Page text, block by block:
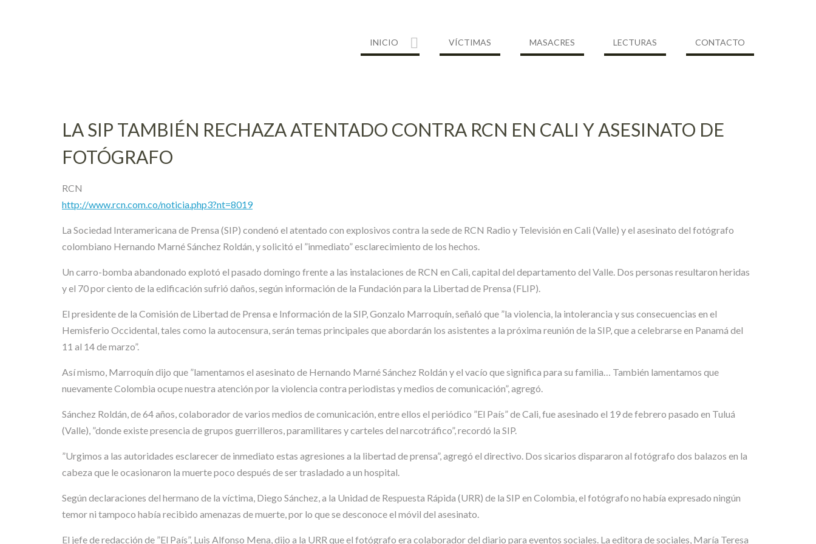
INICIO VÍCTIMAS MASACRES LECTURAS CONTACTO
LA SIP TAMBIÉN RECHAZA ATENTADO CONTRA RCN EN CALI Y ASESINATO DE
FOTÓGRAFO
RCN
http://www.rcn.com.co/noticia.php3?nt=8019
La Sociedad Interamericana de Prensa (SIP) condenó el atentado con explosivos contra la sede de RCN Radio y Televisión en Cali (Valle) y el asesinato del fotógrafo
colombiano Hernando Marné Sánchez Roldán, y solicitó el ”inmediato” esclarecimiento de los hechos.
Un carro-bomba abandonado explotó el pasado domingo frente a las instalaciones de RCN en Cali, capital del departamento del Valle. Dos personas resultaron heridas
y el 70 por ciento de la edificación sufrió daños, según información de la Fundación para la Libertad de Prensa (FLIP).
El presidente de la Comisión de Libertad de Prensa e Información de la SIP, Gonzalo Marroquín, señaló que ”la violencia, la intolerancia y sus consecuencias en el
Hemisferio Occidental, tales como la autocensura, serán temas principales que abordarán los asistentes a la próxima reunión de la SIP, que a celebrarse en Panamá del
11 al 14 de marzo”.
Así mismo, Marroquín dijo que ”lamentamos el asesinato de Hernando Marné Sánchez Roldán y el vacío que significa para su familia… También lamentamos que
nuevamente Colombia ocupe nuestra atención por la violencia contra periodistas y medios de comunicación”, agregó.
Sánchez Roldán, de 64 años, colaborador de varios medios de comunicación, entre ellos el periódico ”El País” de Cali, fue asesinado el 19 de febrero pasado en Tuluá
(Valle), ”donde existe presencia de grupos guerrilleros, paramilitares y carteles del narcotráfico”, recordó la SIP.
”Urgimos a las autoridades esclarecer de inmediato estas agresiones a la libertad de prensa”, agregó el directivo. Dos sicarios dispararon al fotógrafo dos balazos en la
cabeza que le ocasionaron la muerte poco después de ser trasladado a un hospital.
Según declaraciones del hermano de la víctima, Diego Sánchez, a la Unidad de Respuesta Rápida (URR) de la SIP en Colombia, el fotógrafo no había expresado ningún
temor ni tampoco había recibido amenazas de muerte, por lo que se desconoce el móvil del asesinato.
El jefe de redacción de ”El País”, Luis Alfonso Mena, dijo a la URR que el fotógrafo era colaborador del diario para eventos sociales. La editora de sociales, María Teresa